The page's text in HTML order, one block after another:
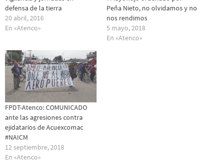
defensa de la tierra
20 abril, 2016
En «Atenco»
Peña Nieto, no olvidamos y no
nos rendimos
5 mayo, 2018
En «Atenco»
FPDT-Atenco: COMUNICADO
ante las agresiones contra
ejidatarios de Acuexcomac
#NAICM
12 septiembre, 2018
En «Atenco»